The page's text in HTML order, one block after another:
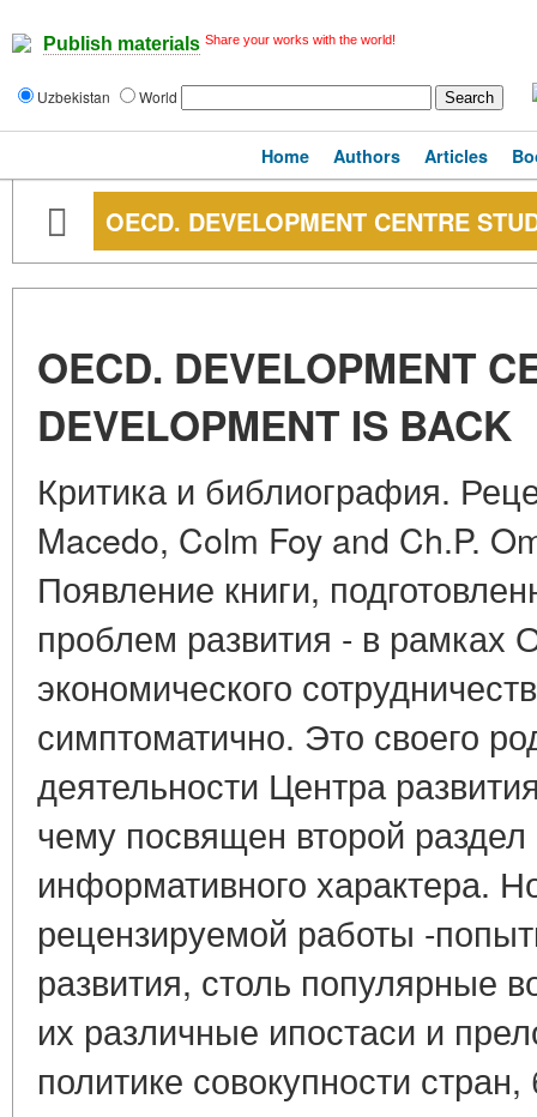
Publish materials Share your works with the world!
Uzbekistan World
Home Authors Articles
OECD. DEVELOPMENT CENTRE
OECD. DEVELOPMENT
DEVELOPMENT IS BACK
Критика и библиография.
Macedo, Colm Foy and Ch.P.
Появление книги,
проблем развития - в рамках
экономического
симптоматично. Это своего
деятельности Центра
чему посвящен второй раздел
информативного характера.
рецензируемой работы -
развития, столь популярные
их различные ипостаси и
политике совокупности